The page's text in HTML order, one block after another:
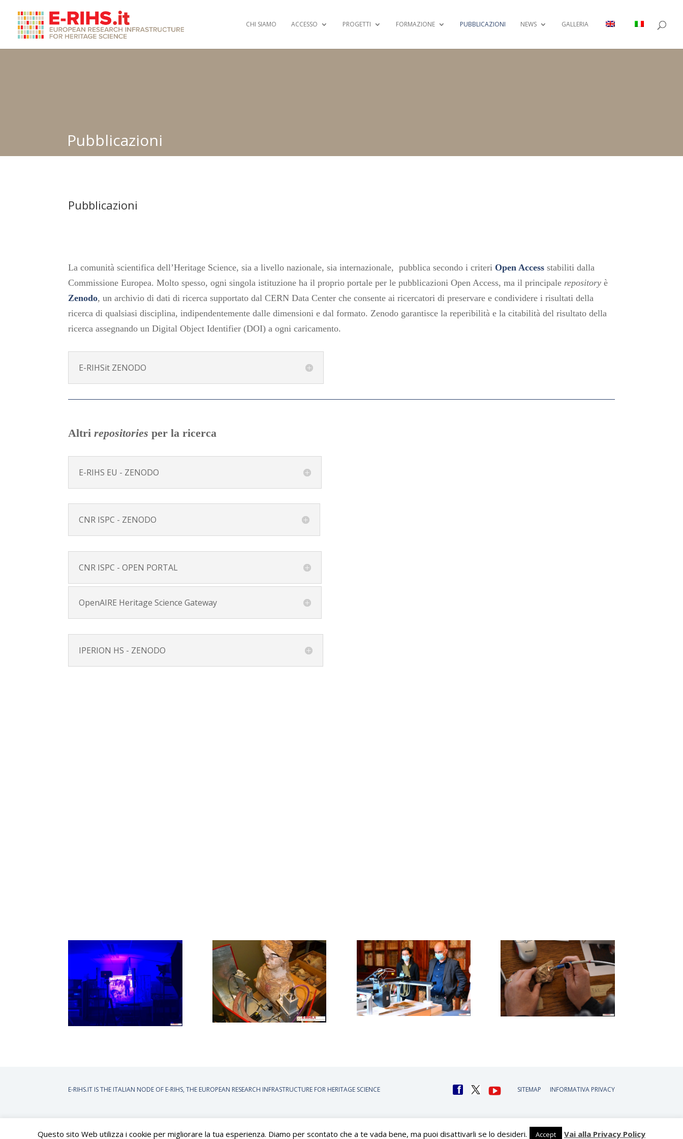
CHI SIAMO ACCESSO PROGETTI FORMAZIONE PUBBLICAZIONI NEWS GALLERIA
Pubblicazioni
Pubblicazioni
La comunità scientifica dell’Heritage Science, sia a livello nazionale, sia internazionale, pubblica secondo i criteri Open Access stabiliti dalla
Commissione Europea. Molto spesso, ogni singola istituzione ha il proprio portale per le pubblicazioni Open Access, ma il principalerepositoryè
Zenodo, un archivio di dati di ricerca supportato dal CERN Data Center che consente ai ricercatori di preservare e condividere i risultati della
ricerca di qualsiasi disciplina, indipendentemente dalle dimensioni e dal formato. Zenodo garantisce la reperibilità e la citabilità del risultato della
ricerca assegnando un Digital Object Identifier (DOI) a ogni caricamento.
E-RIHSit ZENODO
Altrirepositories per la ricerca
E-RIHS EU - ZENODO
CNR ISPC - ZENODO
CNR ISPC - OPEN PORTAL
OpenAIRE Heritage Science Gateway
IPERION HS - ZENODO
E-RIHS.IT IS THE ITALIAN NODE OF E-RIHS, THE EUROPEAN RESEARCH INFRASTRUCTURE FOR HERITAGE SCIENCE SITEMAP INFORMATIVA PRIVACY
Questo sito Web utilizza i cookie per migliorare la tua esperienza. Diamo per scontato che a te vada bene, ma puoi disattivarli se lo desideri. Accept Vai alla Privacy Policy